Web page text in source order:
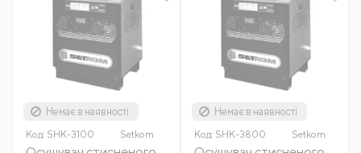
Немає в наявності
Код: SHK-3100 Setkom
Немає в наявності
Код: SHK-3800 Setkom